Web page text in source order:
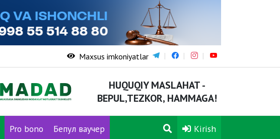
Maxsus imkoniyatlar
HUQUQIY MASLAHAT -
BEPUL,TEZKOR, HAMMAGA!
Pro bono Бепул ваучер Kirish